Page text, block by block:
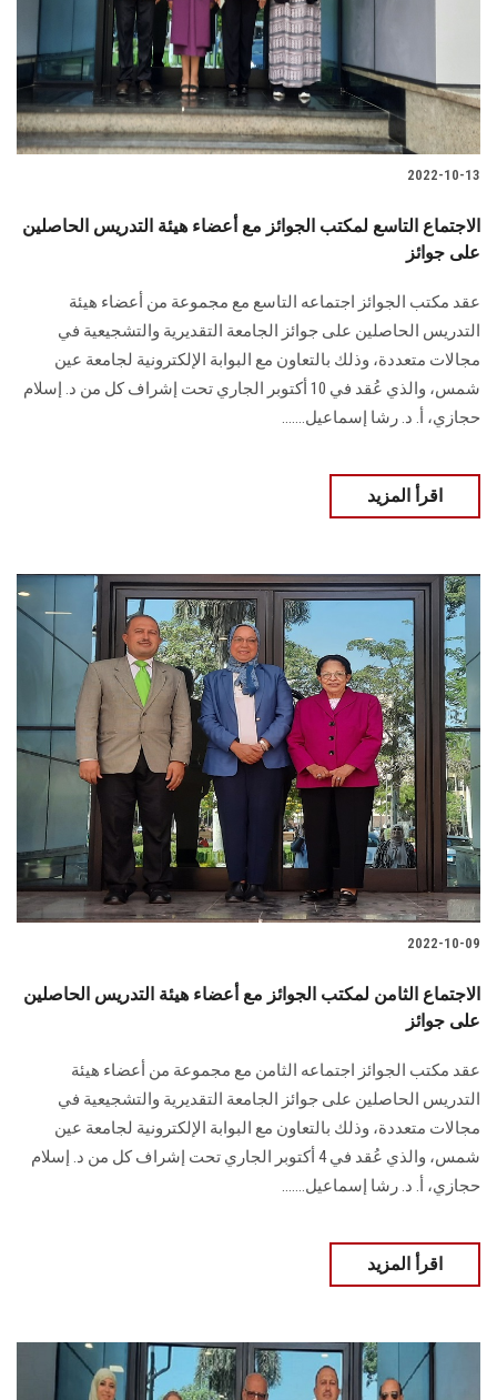
2022-10-13
الاجتماع التاسع لمكتب الجوائز مع أعضاء هيئة التدريس الحاصلين
على جوائز
عقد مكتب الجوائز اجتماعه التاسع مع مجموعة من أعضاء هيئة
التدريس الحاصلين على جوائز الجامعة التقديرية والتشجيعية في
مجالات متعددة، وذلك بالتعاون مع البوابة الإلكترونية لجامعة عين
شمس، والذي عُقد في 10 أكتوبر الجاري تحت إشراف كل من د. إسلام
حجازي، أ. د. رشا إسماعيل.......
اقرأ المزيد
2022-10-09
الاجتماع الثامن لمكتب الجوائز مع أعضاء هيئة التدريس الحاصلين
على جوائز
عقد مكتب الجوائز اجتماعه الثامن مع مجموعة من أعضاء هيئة
التدريس الحاصلين على جوائز الجامعة التقديرية والتشجيعية في
مجالات متعددة، وذلك بالتعاون مع البوابة الإلكترونية لجامعة عين
شمس، والذي عُقد في 4 أكتوبر الجاري تحت إشراف كل من د. إسلام
حجازي، أ. د. رشا إسماعيل.......
اقرأ المزيد